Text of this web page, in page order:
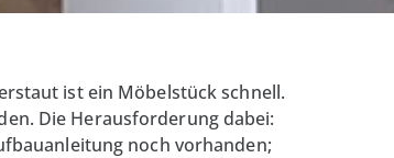
ist ein Möbelstück schnell.
Die Herausforderung dabei:
noch vorhanden;